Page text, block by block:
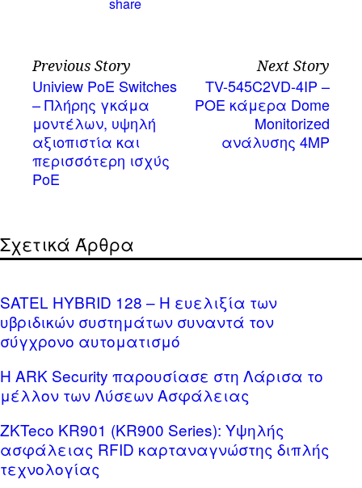
Previous Story
Uniview PoE Switches
– Πλήρης γκάμα
μοντέλων, υψηλή
αξιοπιστία και
περισσότερη ισχύς
PoE
Next Story
TV-545C2VD-4IP –
POE κάμερα Dome
Monitorized
ανάλυσης 4MP
Σχετικά Άρθρα
SATEL HYBRID 128 – Η ευελιξία των
υβριδικών συστημάτων συναντά τον
σύγχρονο αυτοματισμό
Η ARK Security παρουσίασε στη Λάρισα το
μέλλον των Λύσεων Ασφάλειας
ZKTeco KR901 (KR900 Series): Υψηλής
ασφάλειας RFID καρταναγνώστης διπλής
τεχνολογίας